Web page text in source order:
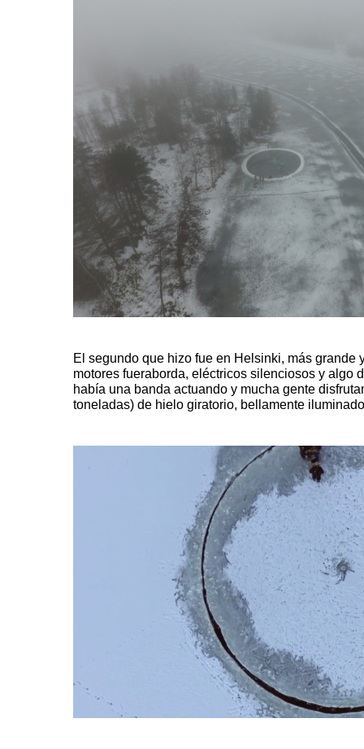
El segundo que hizo fue en Helsinki, más grande
motores fueraborda, eléctricos silenciosos y algo
había una banda actuando y mucha gente
toneladas) de hielo giratorio, bellamente